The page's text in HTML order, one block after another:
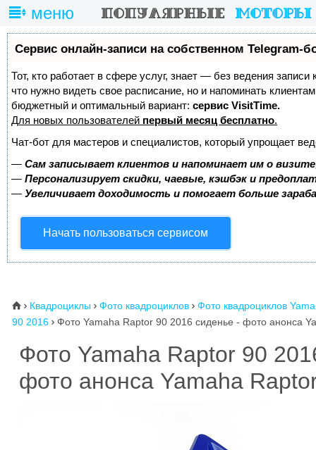
меню
Сервис онлайн-записи на собственном Telegram-
Тот, кто работает в сфере услуг, знает — без ведения записи
что нужно видеть свое расписание, но и напоминать
бюджетный и оптимальный вариант: сервис VisitTime.
Для новых пользователей первый месяц бесплатно.
Чат-бот для мастеров и специалистов, который упрощает
— Сам записывает клиентов и напоминает им о
— Персонализирует скидки, чаевые, кэшбэк и
— Увеличивает доходимость и помогает больше
Начать пользоваться сервисом
⌂  Квадроциклы  Фото квадроциклов  Фото квадроциклов
90 2016  Фото Yamaha Raptor 90 2016 сиденье - фото анонса
Фото Yamaha Raptor 90
фото анонса Yamaha